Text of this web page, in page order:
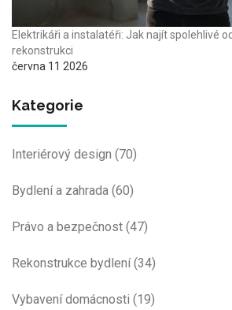
Elektrikáři a instalatéři: Jak najít spolehlivé
rekonstrukci
června 11 2026
Kategorie
Interiérový design (70)
Bydlení a zahrada (60)
Právo a bezpečnost (47)
Rekonstrukce bydlení(34)
Vybavení domácnosti (19)